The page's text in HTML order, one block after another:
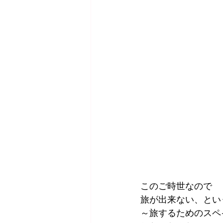
このご時世なので
旅が出来ない、と
～旅するためのスペ